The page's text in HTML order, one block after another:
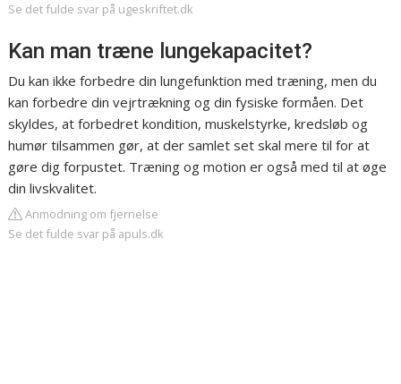
Se det fulde svar på ugeskriftet.dk
Kan man træne lungekapacitet?
Du kan ikke forbedre din lungefunktion med træning, men du
kan forbedre din vejrtrækning og din fysiske formåen. Det
skyldes, at forbedret kondition, muskelstyrke, kredsløb og
humør tilsammen gør, at der samlet set skal mere til for at
gøre dig forpustet. Træning og motion er også med til at øge
din livskvalitet.
Anmodning om fjernelse
Se det fulde svar på apuls.dk